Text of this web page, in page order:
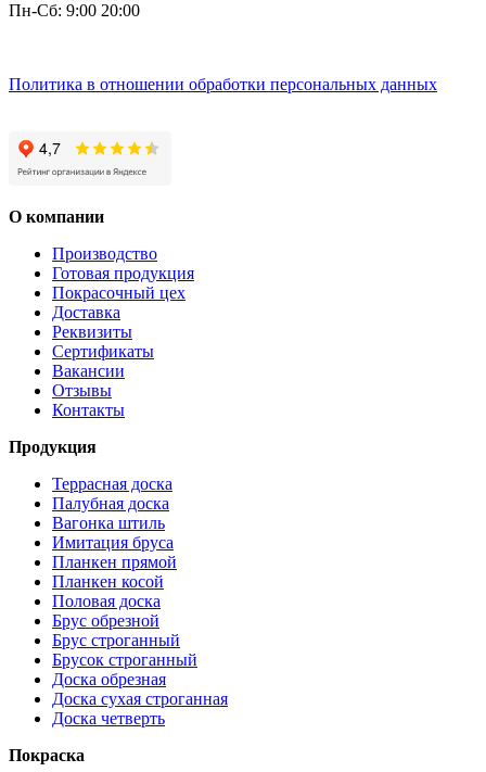
Пн-Сб: 9:00 20:00
Политика в отношении обработки персональных данных
О компании
Производство
Готовая продукция
Покрасочный цех
Доставка
Реквизиты
Сертификаты
Вакансии
Отзывы
Контакты
Продукция
Террасная доска
Палубная доска
Вагонка штиль
Имитация бруса
Планкен прямой
Планкен косой
Половая доска
Брус обрезной
Брус строганный
Брусок строганный
Доска обрезная
Доска сухая строганная
Доска четверть
Покраска